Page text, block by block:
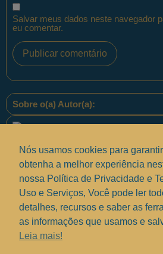
Salvar meus dados neste navegador
eu comentar.
Sobre o(a) Autor(a):
Equipe PontoPM
Políticas de
Nós usamos cookies para
obtenha a melhor experiência
nossa Política de Privacidade e
Uso e Serviços, Você pode ler
detalhes, recursos e saber as
as informações que usamos e
Leia mais!